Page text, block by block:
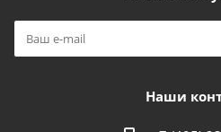
Наши